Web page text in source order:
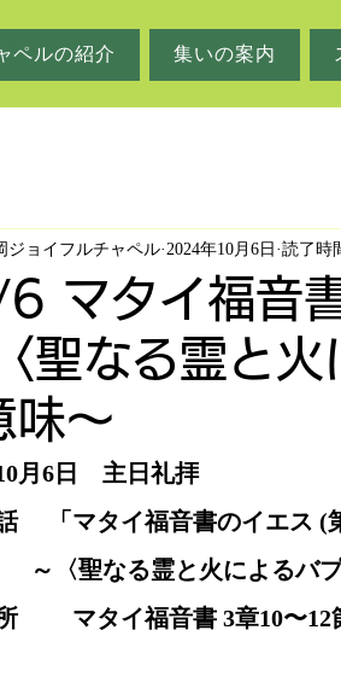
ペルの紹介 集いの案内
マタイ福音
聖なる霊と
味～
ジョイフルチャペル 2024年10月6日 読了時
月6日　主日礼拝
　 「マタイ福音書のイエス (
なる霊と火によるバプ
　　 マタイ福音書 3章10〜